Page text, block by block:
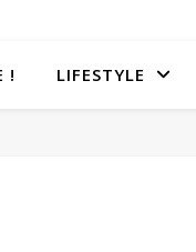
! LIFESTYLE